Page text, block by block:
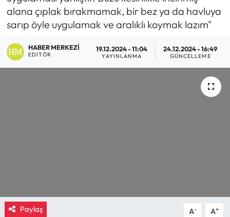
alana çıplak bırakmamak, bir bez ya da havluya
sarıp öyle uygulamak ve aralıklı koymak lazım"
HABER MERKEZI
EDITÖR
19.12.2024 - 11:04
YAYINLANMA
24.12.2024 - 16:49
GÜNCELLEME
Paylaş A- A+
Ekonomi
Güncel
Magazin